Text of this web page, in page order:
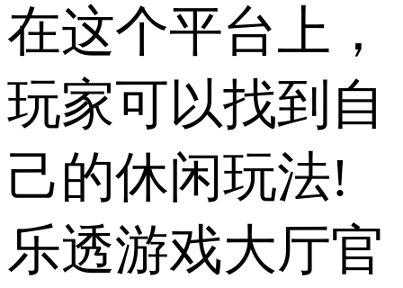
在这个平台上，
玩家可以找到自
己的休闲玩法!
乐透游戏大厅官